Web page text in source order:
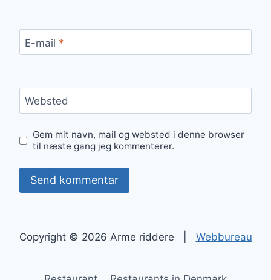
E-mail *
Websted
Gem mit navn, mail og websted i denne browser
til næste gang jeg kommenterer.
Copyright © 2026 Arme riddere | Webbureau